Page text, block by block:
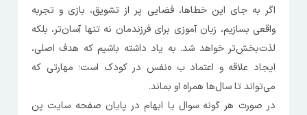
اگر به جای این خطاها، فضایی پر از تشویق، بازی و تجربه
واقعی بسازیم، زبان آموزی برای فرزندمان نه تنها آسان‌تر، بلکه
لذت‌بخش‌تر خواهد شد. به یاد داشته باشیم که هدف اصلی،
ایجاد علاقه و اعتماد ب ه‌نفس در کودک است؛ مهارتی که
می‌تواند تا سال‌ها همراه او بماند.
در صورت هر گونه سوال یا ابهام در پایان صفحه سایت پن